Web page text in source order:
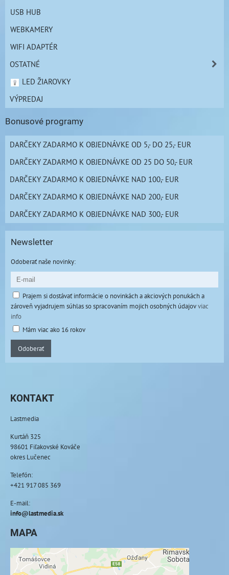
USB HUB
WEBKAMERY
WIFI ADAPTÉR
OSTATNÉ
LED ŽIAROVKY
VÝPREDAJ
Bonusové programy
DARČEKY ZADARMO K OBJEDNÁVKE OD 5,- DO 25,- EUR
DARČEKY ZADARMO K OBJEDNÁVKE OD 25 DO 50,- EUR
DARČEKY ZADARMO K OBJEDNÁVKE NAD 100,- EUR
DARČEKY ZADARMO K OBJEDNÁVKE NAD 200,- EUR
DARČEKY ZADARMO K OBJEDNÁVKE NAD 300,- EUR
Newsletter
Odoberať naše novinky:
Prajem si dostávať informácie o novinkách a akciových ponukách a
zároveň vyjadrujem súhlas so spracovaním mojich osobných údajovviac
info
Mám viac ako 16 rokov
Odoberať
KONTAKT
Lastmedia
Kurtáň 325
98601 Fiľakovské Kováče
okres Lučenec
Telefón:
+421 917 085 369
E-mail:
info@lastmedia.sk
MAPA